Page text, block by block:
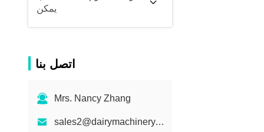
يمكن
اتصل بنا
Mrs. Nancy Zhang
sales2@dairymachinery.cc